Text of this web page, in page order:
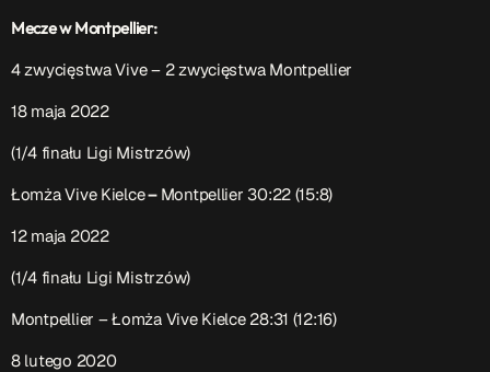
Mecze w Montpellier:
4 zwycięstwa Vive – 2 zwycięstwa Montpellier
18 maja 2022
(1/4 finału Ligi Mistrzów)
Łomża Vive Kielce– Montpellier 30:22 (15:8)
12 maja 2022
(1/4 finału Ligi Mistrzów)
Montpellier –Łomża Vive Kielce28:31 (12:16)
8 lutego 2020